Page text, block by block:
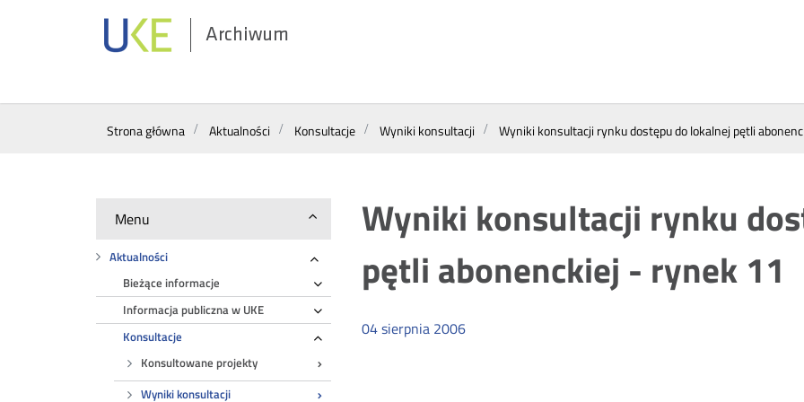
Archiwum
Wyszukiwarka
Strona główna Aktualności Konsultacje Wyniki konsultacji Wyniki konsultacji rynku dostępu do lokalnej pętli
Menu
Aktualności
Bieżące informacje Rozwiń
Informacja publiczna w UKE Rozwiń
Konsultacje Rozwiń
Konsultowane projekty
Wyniki konsultacji
Wyniki konsultacji rynku
pętli abonenckiej - rynek 11
04sierpnia 2006